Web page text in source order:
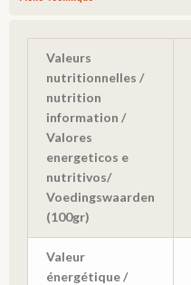
Valeurs
nutritionnelles /
nutrition
information /
Valores
energeticos e
nutritivos/
Voedingswaarden
(100gr)
Valeur
énergétique /